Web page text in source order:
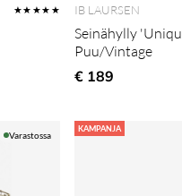
★★★★★ IB LAURSEN
Seinähylly
Puu/Vintage
€ 189
Varastossa
KAMPANJA